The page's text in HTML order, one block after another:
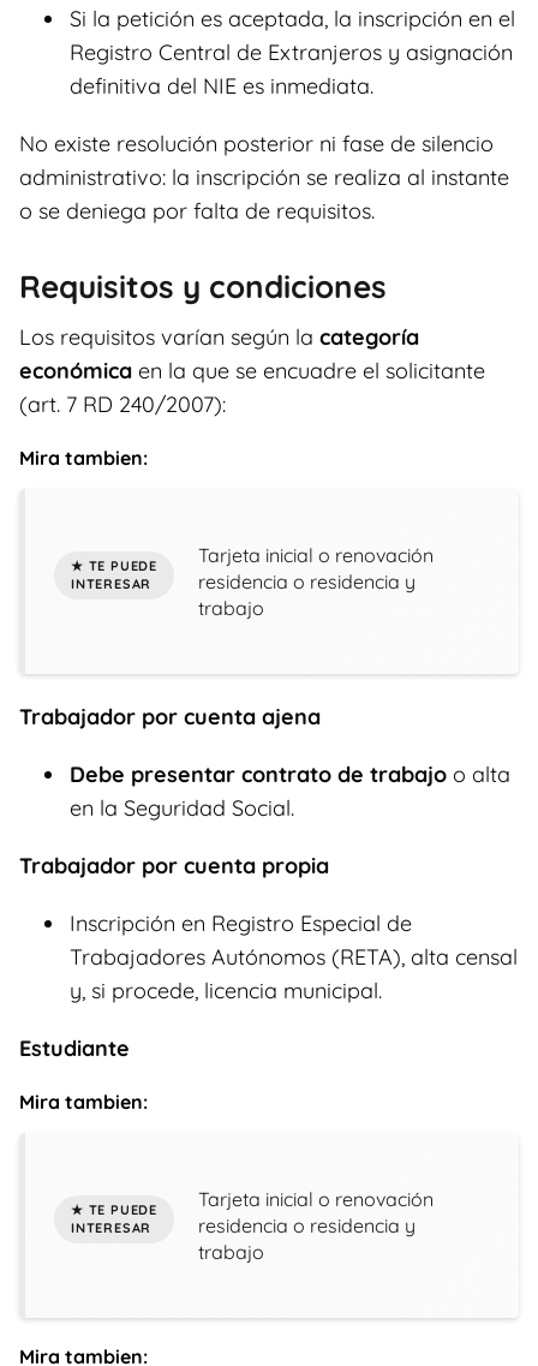
Si la petición es aceptada, la inscripción en el
Registro Central de Extranjeros y asignación
definitiva del NIE es inmediata.
No existe resolución posterior ni fase de silencio
administrativo: la inscripción se realiza al instante
o se deniega por falta de requisitos.
Requisitos y condiciones
Los requisitos varían según la categoría
económica en la que se encuadre el solicitante
(art. 7 RD 240/2007):
Mira tambien:
Tarjeta inicial o renovación
residencia o residencia y
trabajo
Trabajador por cuenta ajena
Debe presentar contrato de trabajo o alta
en la Seguridad Social.
Trabajador por cuenta propia
Inscripción en Registro Especial de
Trabajadores Autónomos (RETA), alta censal
y, si procede, licencia municipal.
Estudiante
Mira tambien:
Tarjeta inicial o renovación
residencia o residencia y
trabajo
Mira tambien: